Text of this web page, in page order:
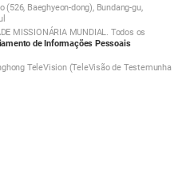
유
하
기
Baeghyeon-dong), Bundang-gu,
MISSIONÁRIA MUNDIAL. Todos os
de Informações Pessoais
TeleVision (TeleVisão de Testemunha